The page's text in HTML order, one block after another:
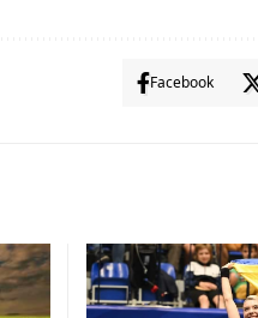
Facebook